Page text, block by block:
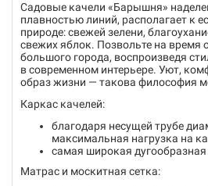
Садовые качели «Барышня»
плавностью линий, располагает к
природе: свежей зелени,
свежих яблок. Позвольте на время
большого города, воспроизведя
в современном интерьере. Уют,
образ жизни — такова философия
Каркас качелей:
благодаря несущей трубе
максимальная нагрузка на
самая широкая
Матрас и москитная сетка: